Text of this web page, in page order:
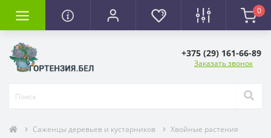
0
+375 (29) 161-66-89
Заказать звонок
Саженцы деревьев и кустарников
Хвойные растения